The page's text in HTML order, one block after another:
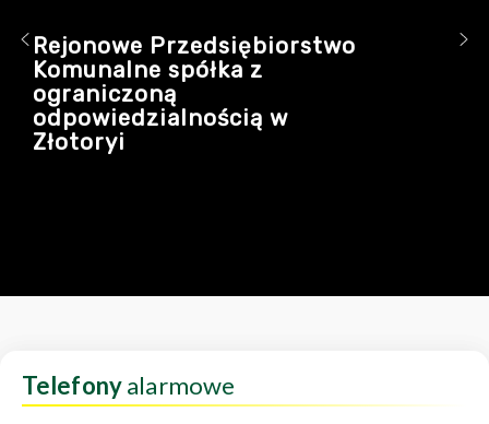
Rejonowe Przedsiębiorstwo
Komunalne spółka z
ograniczoną
odpowiedzialnością w
Złotoryi
Telefonyalarmowe